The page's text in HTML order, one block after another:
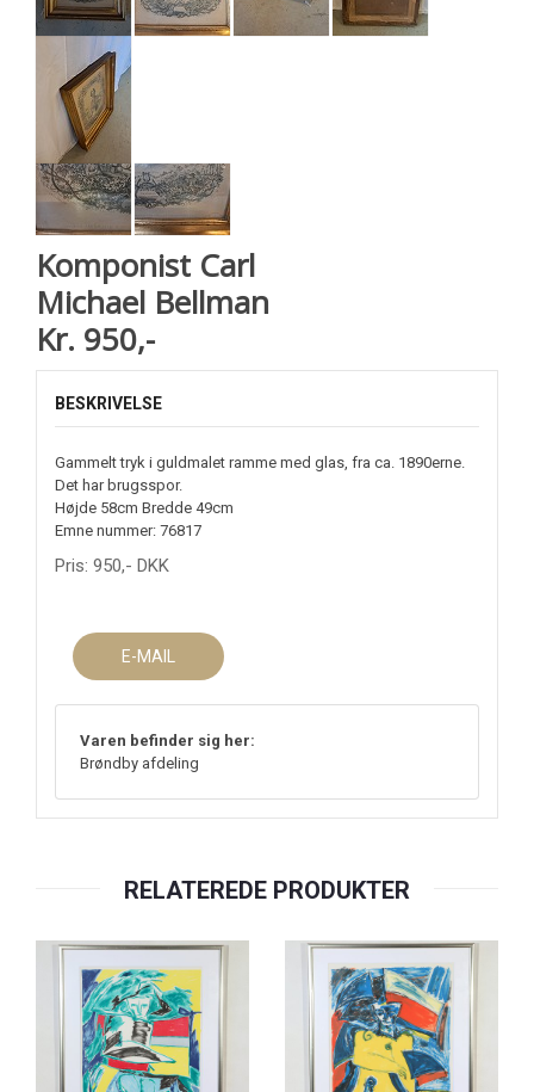
Komponist Carl
Michael Bellman
Kr. 950,-
BESKRIVELSE
Gammelt tryk i guldmalet ramme med glas, fra ca. 1890erne.
Det har brugsspor.
Højde 58cm Bredde 49cm
Emne nummer: 76817
Pris: 950,- DKK
E-MAIL
Varen befinder sig her:
Brøndby afdeling
RELATEREDE PRODUKTER